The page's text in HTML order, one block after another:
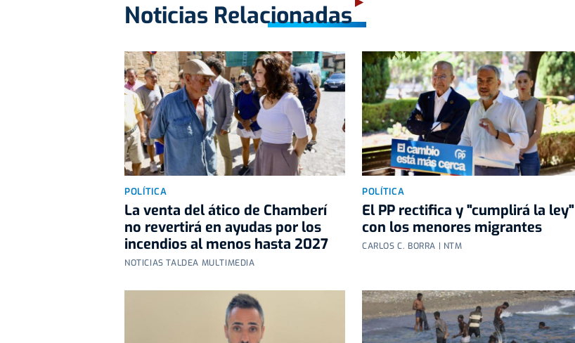
Noticias Relacionadas
POLÍTICA
La venta del ático de Chamberí
no revertirá en ayudas por los
incendios al menos hasta 2027
NOTICIAS TALDEA MULTIMEDIA
POLÍTICA
El PP rectifica y "cumplirá la ley"
con los menores migrantes
CARLOS C. BORRA | NTM